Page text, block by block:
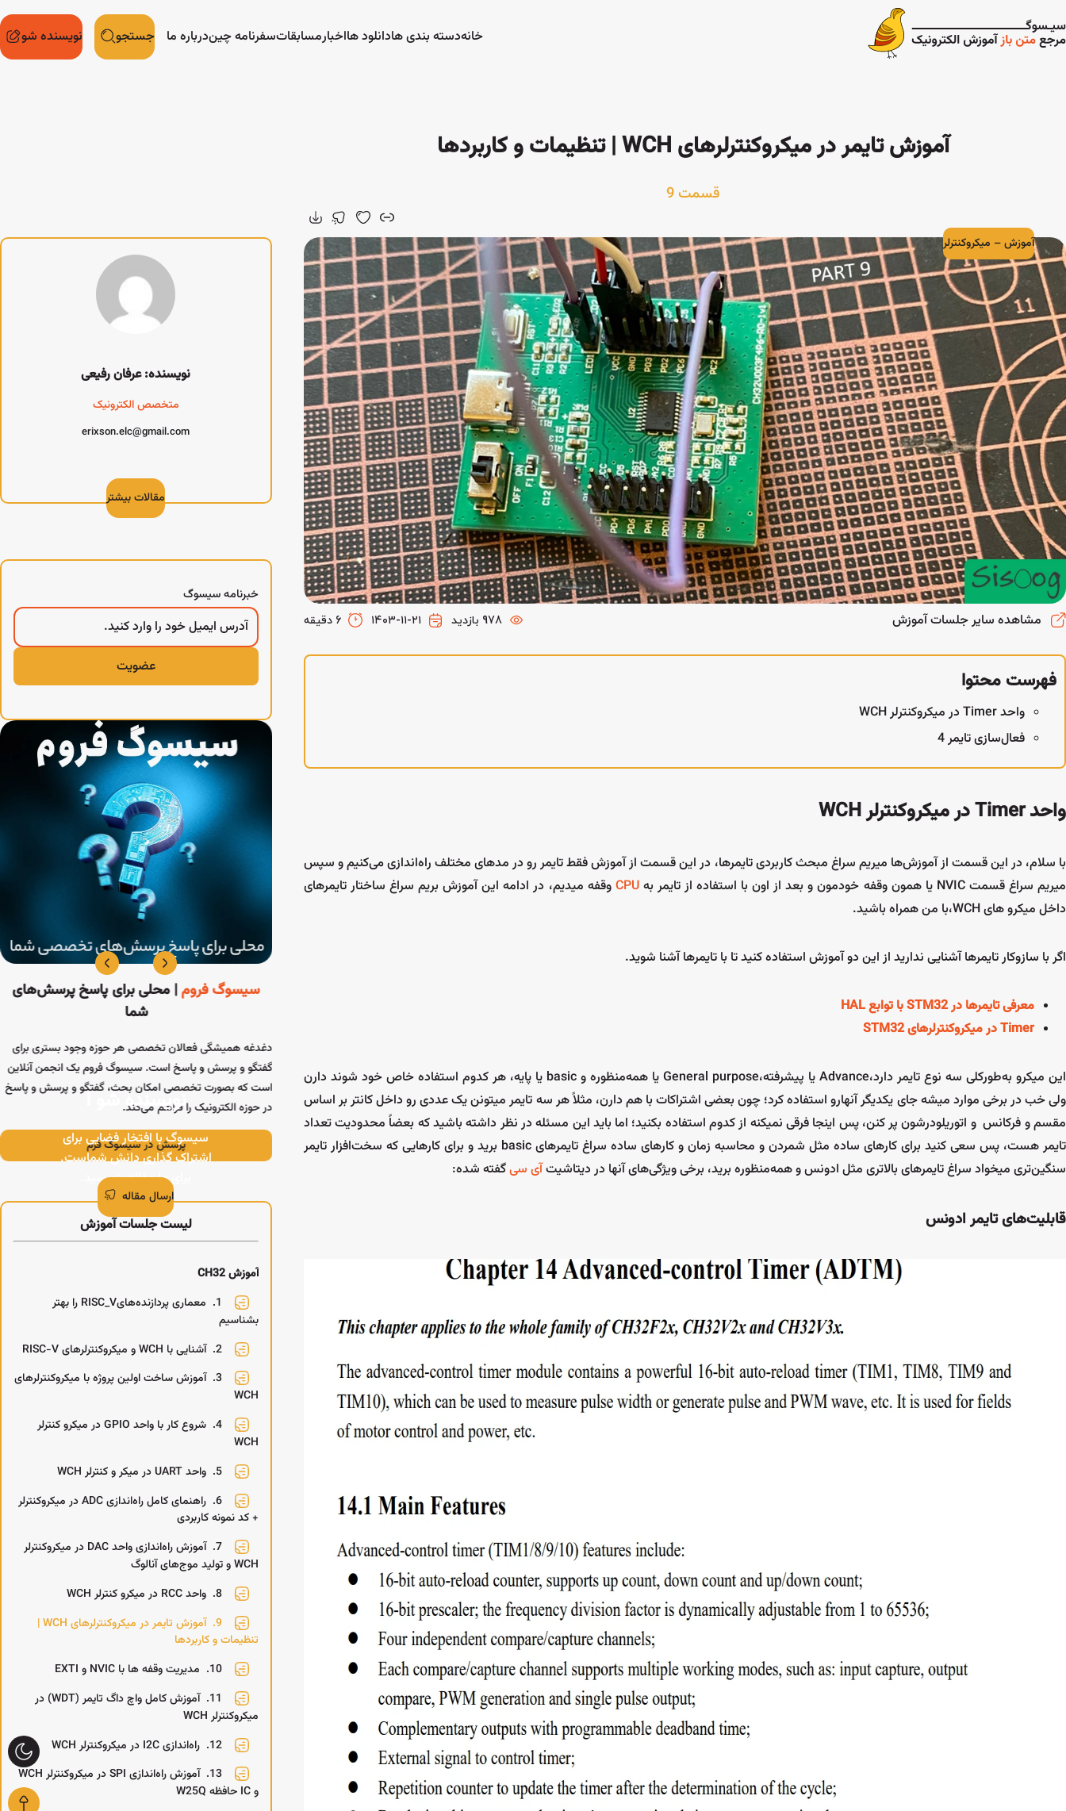
خانهدسته بندی هادانلود هااخبارمسابقاتسفرنامه چیندرباره ما جستجو نویسنده شو
آموزش تایمر در میکروکنترلرهای WCH | تنظیمات و کاربردها
قسمت 9
آموزش– میکروکنترلر
مشاهده سایر جلسات آموزش 978 بازدید ۱۴۰۳-۱۱-۲۱ 6 دقیقه
فهرست محتوا
واحد Timer در میکروکنترلر WCH
فعال‌سازی تایمر 4
واحدTimerدر میکروکنترلرWCH
با سلام، در این قسمت از آموزش‌ها میریم سراغ مبحث کاربردی تایمرها، در این قسمت از آموزش فقط تایمر رو در مدهای مختلف راه‌اندازی می‌کنیم و سپس
میریم سراغ قسمت NVIC یا همون وقفه خودمون و بعد از اون با استفاده از تایمر به
CPU وقفه میدیم، در ادامه این آموزش بریم سراغ ساختار تایمرهای
داخل میکرو های WCH،با من همراه باشید.
اگر با سازوکار تایمرها آشنایی ندارید از این دو آموزش استفاده کنید تا با تایمرها آشنا شوید.
معرفی تایمرها درSTM32 با توابع
Timerدر میکروکنترلرهایSTM32
این میکرو به‌طورکلی سه نوع تایمر دارد،Advance یا پیشرفته،General purpose یا همه‌منظوره و basic یا پایه، هر کدوم استفاده خاص خود شوند دارن
ولی خب در برخی موارد میشه جای یکدیگر آنهارو استفاده کرد؛ چون بعضی اشتراکات با هم دارن، مثلاً هر سه تایمر میتونن یک عددی رو داخل کانتر بر اساس
مقسم و فرکانس و اتوریلودرشون پر کنن، پس اینجا فرقی نمیکنه از کدوم استفاده بکنید؛ اما باید این مسئله در نظر داشته باشید که بعضاً محدودیت تعداد
تایمر هست، پس سعی کنید برای کارهای ساده مثل شمردن و محاسبه زمان و کارهای ساده سراغ تایمرهای basic برید و برای کارهایی که سخت‌افزار تایمر
سنگین‌تری میخواد سراغ تایمرهای بالاتری مثل ادونس و همه‌منظوره برید، برخی ویژگی‌های آنها در دیتاشیتآی سیگفته شده:
قابلیت‌های تایمر ادونس
نویسنده: عرفان رفیعی
متخصص الکترونیک
erixson.elc@gmail.com
مقالات بیشتر
خبرنامه سیسوگ
سیسوگ فروم| محلی برای پاسخ پرسش‌های
شما
دغدغه همیشگی فعالان تخصصی هر حوزه وجود بستری برای
گفتگو و پرسش و پاسخ است. سیسوگ فروم یک انجمن آنلاین
است که بصورت تخصصی امکان بحث، گفتگو و پرسش و پاسخ
در حوزه الکترونیک را فراهم می‌کند.
پرسش در سیسوگ فرم
برو به سیکار
نویسنده شو !
سیسوگ با افتخار فضایی برای
اشتراک گذاری دانش شماست.
برای ما مقاله بنویسید.
ارسال مقاله
لیست جلسات آموزش
آموزش CH32
1.
معماری پردازنده‌هایRISC_V را بهتر
بشناسیم
2. آشنایی با WCH و میکروکنترلرهای RISC-V
3. آموزش ساخت اولین پروژه با میکروکنترلرهای
WCH
4.
شروع کار با واحد GPIO در میکرو کنترلر
WCH
5. واحد UART در میکر و کنترلر WCH
6.
راهنمای کامل راه‌اندازی ADC در میکروکنترلر
+ کد نمونه کاربردی
7.
آموزش راه‌اندازی واحد DAC در میکروکنترلر
WCH و تولید موج‌های آنالوگ
8. واحد RCC در میکرو کنترلر WCH
9.
آموزش تایمر در میکروکنترلرهای WCH |
تنظیمات و کاربردها
10.
مدیریت وقفه ها با NVIC و EXTI
11.
آموزش کامل واچ داگ تایمر (WDT) در
میکروکنترلر WCH
12. راه‌اندازی I2C در میکروکنترلر WCH
13.
آموزش راه‌اندازی SPI در میکروکنترلر WCH
و IC حافظه W25Q